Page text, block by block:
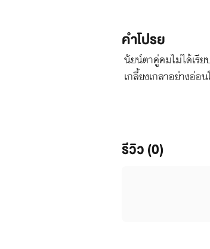
คำโปรย
นัยน์ตาคู่คมไม่ได้เรี
เกลี้ยงเกลาอย่างอ่
รีวิว (0)